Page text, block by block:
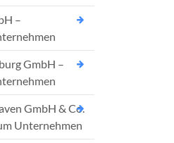
–
GmbH –
GmbH & Co.
Unternehmen